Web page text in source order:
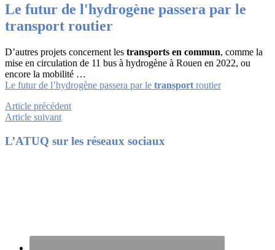
Le futur de l'hydrogène passera par le
transport routier
D’autres projets concernent les transports en commun, comme la
mise en circulation de 11 bus à hydrogène à Rouen en 2022, ou
encore la mobilité …
Le futur de l’hydrogène passera par le transport routier
Article précédent
Article suivant
Footer
L’ATUQ sur les réseaux sociaux